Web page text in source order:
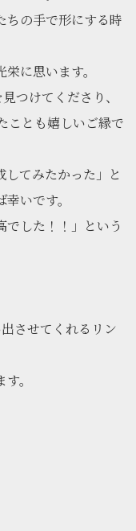
ちの手で形にする時
に思います。
つけてくださり、
ことも嬉しいご縁で
してみたかった」と
いです。
した！！」という
させてくれるリン
。